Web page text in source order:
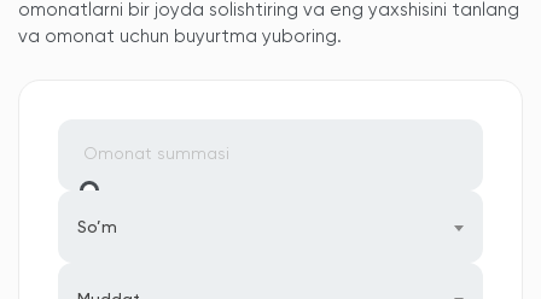
omonatlarni bir joyda solishtiring va eng yaxshisini tanlang
va omonat uchun buyurtma yuboring.
So’m